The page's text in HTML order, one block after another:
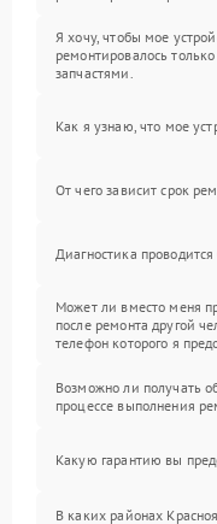
Я хочу, чтобы мое
ремонтировалось
запчастями.
Как я узнаю, что мое
От чего зависит срок
Диагностика проводится
Может ли вместо меня
после ремонта другой
телефон которого я
Возможно ли получать
процессе выполнения
Какую гарантию вы
В каких районах